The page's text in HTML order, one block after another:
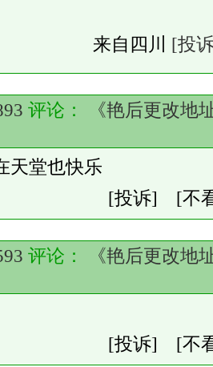
来自四川
[投
评论：
《艳后更改地
天堂也快乐
[投诉] [不
评论：
《艳后更改地
[投诉] [不